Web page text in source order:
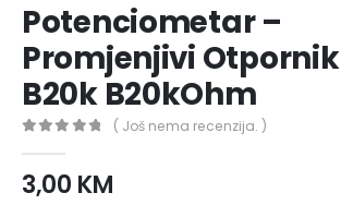
Potenciometar –
Promjenjivi Otpornik
B20k B20kOhm
( Još nema recenzija. )
3,00 KM